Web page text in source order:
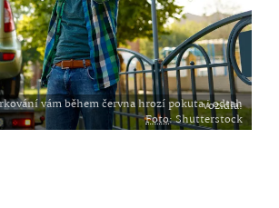
Při špatném parkování vám během června hrozí pokuta i odtah vozidla.
Foto: Shutterstock